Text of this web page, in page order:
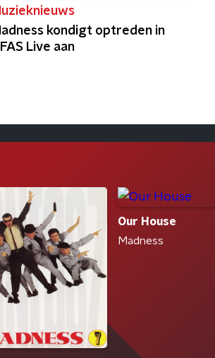
kondigt optreden in
Live aan
Our House
Madness